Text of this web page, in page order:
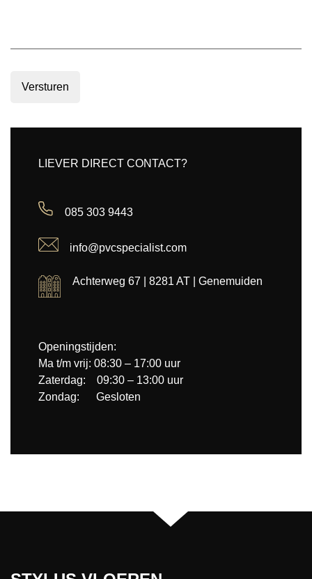
Versturen
LIEVER DIRECT CONTACT?
085 303 9443
info@pvcspecialist.com
Achterweg 67 | 8281 AT | Genemuiden
Openingstijden:
Ma t/m vrij: 08:30 – 17:00 uur
Zaterdag: 09:30 – 13:00 uur
Zondag: Gesloten